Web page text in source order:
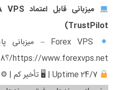
TrustPilot)
https://www.forexvps.net/؟aff=78368